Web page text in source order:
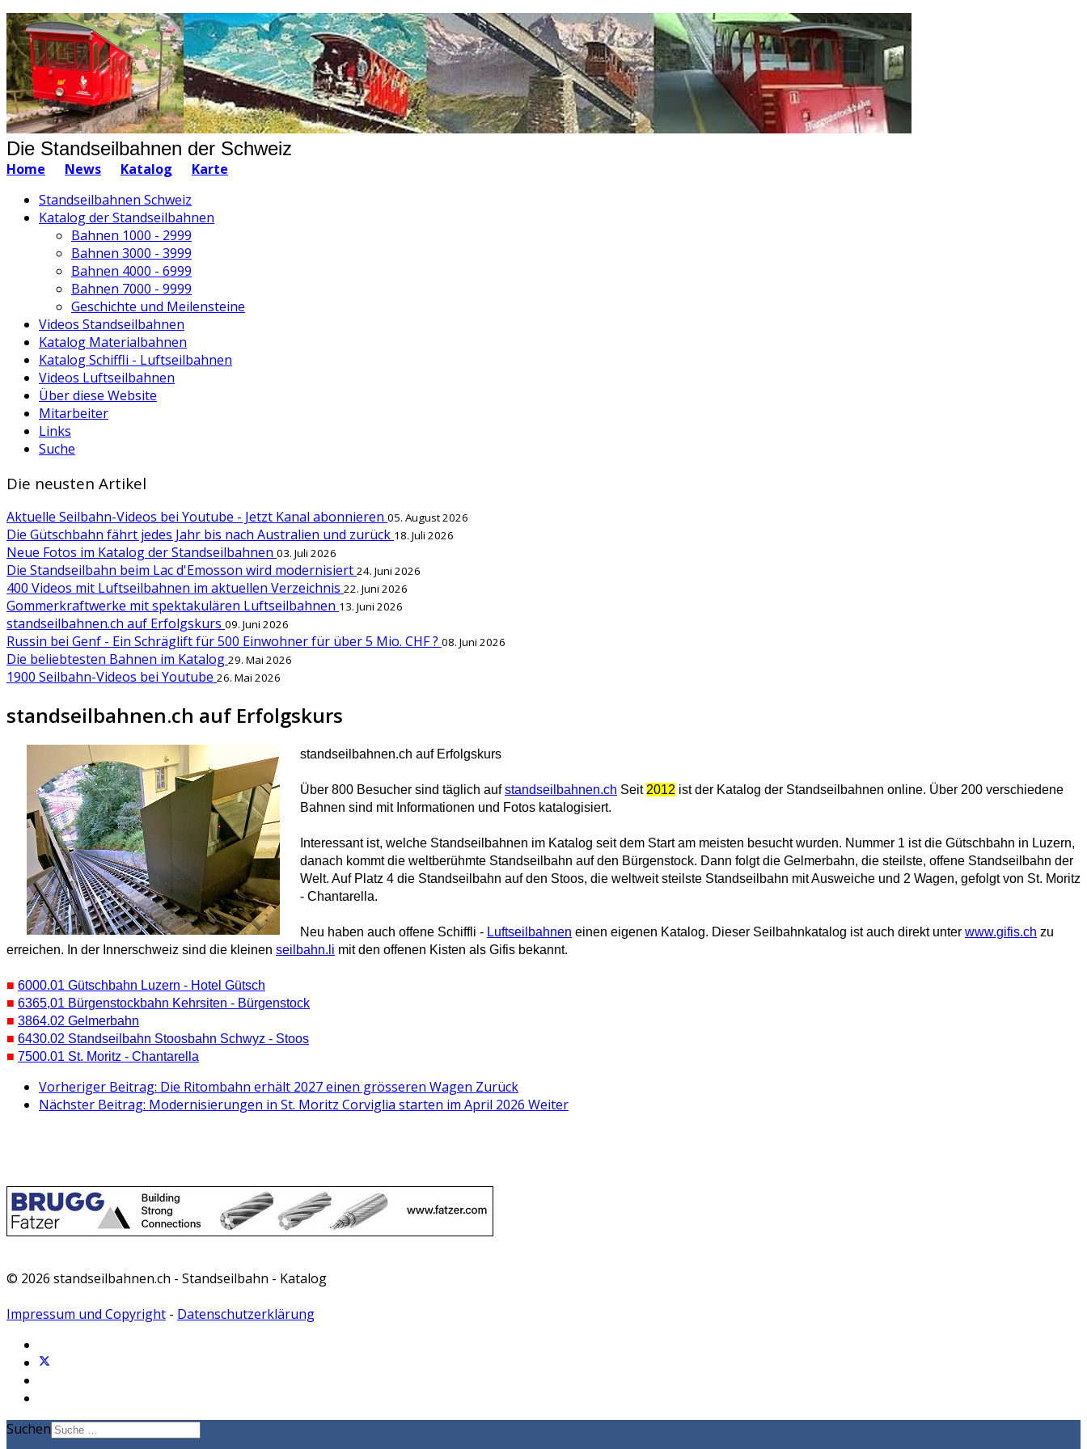
Die Standseilbahnen der Schweiz
Home News Katalog
Karte
Standseilbahnen Schweiz
Katalog der Standseilbahnen
Bahnen 1000 - 2999
Bahnen 3000 - 3999
Bahnen 4000 - 6999
Bahnen 7000 - 9999
Geschichte und Meilensteine
Videos Standseilbahnen
Katalog Materialbahnen
Katalog Schiffli - Luftseilbahnen
Videos Luftseilbahnen
Über diese Website
Mitarbeiter
Links
Suche
Die neusten Artikel
Aktuelle Seilbahn-Videos bei Youtube - Jetzt Kanal abonnieren 05. August 2026
Die Gütschbahn fährt jedes Jahr bis nach Australien und zurück 18. Juli 2026
Neue Fotos im Katalog der Standseilbahnen 03. Juli 2026
Die Standseilbahn beim Lac d'Emosson wird modernisiert 24. Juni 2026
400 Videos mit Luftseilbahnen im aktuellen Verzeichnis 22. Juni 2026
Gommerkraftwerke mit spektakulären Luftseilbahnen 13. Juni 2026
standseilbahnen.ch auf Erfolgskurs 09. Juni 2026
Russin bei Genf - Ein Schräglift für 500 Einwohner für über 5 Mio. CHF ? 08. Juni 2026
Die beliebtesten Bahnen im Katalog 29. Mai 2026
1900 Seilbahn-Videos bei Youtube 26. Mai 2026
standseilbahnen.ch auf Erfolgskurs
standseilbahnen.ch auf Erfolgskurs
Über 800 Besucher sind täglich aufstandseilbahnen.ch Seit 2012 ist der Katalog der Standseilbahnen online. Über 200 verschiedene
Bahnen sind mit Informationen und Fotos katalogisiert.
Interessant ist, welche Standseilbahnen im Katalog seit dem Start am meisten besucht wurden. Nummer 1 ist die Gütschbahn in Luzern,
danach kommt die weltberühmte Standseilbahn auf den Bürgenstock. Dann folgt die Gelmerbahn, die steilste, offene Standseilbahn der
Welt. Auf Platz 4 die Standseilbahn auf den Stoos, die weltweit steilste Standseilbahn mit Ausweiche und 2 Wagen, gefolgt von St. Moritz
- Chantarella.
Neu haben auch offene Schiffli - Luftseilbahnen einen eigenen Katalog. Dieser Seilbahnkatalog ist auch direkt unter www.gifis.ch zu
erreichen. In der Innerschweiz sind die kleinen seilbahn.li mit den offenen Kisten als Gifis bekannt.
■ 6000.01 Gütschbahn Luzern - Hotel Gütsch
■ 6365,01 Bürgenstockbahn Kehrsiten - Bürgenstock
■ 3864.02 Gelmerbahn
■ 6430.02 Standseilbahn Stoosbahn Schwyz - Stoos
■ 7500.01 St. Moritz - Chantarella
Vorheriger Beitrag: Die Ritombahn erhält 2027 einen grösseren Wagen Zurück
Nächster Beitrag: Modernisierungen in St. Moritz Corviglia starten im April 2026 Weiter
© 2026 standseilbahnen.ch - Standseilbahn - Katalog
Impressum und Copyright - Datenschutzerklärung
Suchen